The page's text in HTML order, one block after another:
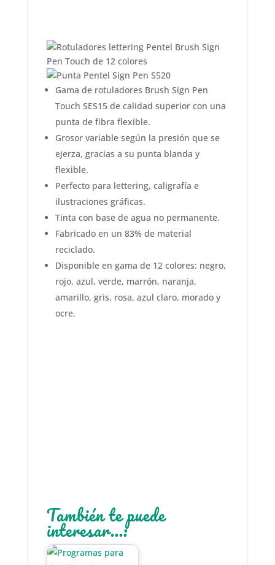
Gama de rotuladores Brush Sign Pen
Touch SES15 de calidad superior con una
punta de fibra flexible.
Grosor variable según la presión que se
ejerza, gracias a su punta blanda y
flexible.
Perfecto para lettering, caligrafía e
ilustraciones gráficas.
Tinta con base de agua no permanente.
Fabricado en un 83% de material
reciclado.
Disponible en gama de 12 colores: negro,
rojo, azul, verde, marrón, naranja,
amarillo, gris, rosa, azul claro, morado y
ocre.
También te puede
interesar...: